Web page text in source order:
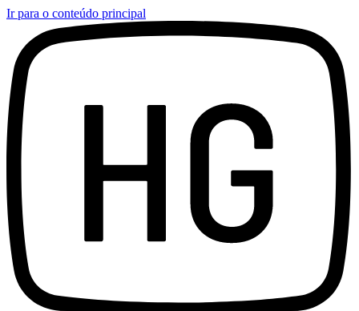
Ir para o conteúdo principal